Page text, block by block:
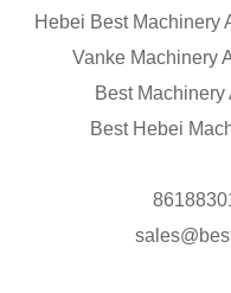
Best
Best Hebei